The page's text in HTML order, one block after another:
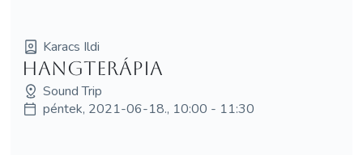
Karacs Ildi
hangterápia
Sound Trip
péntek, 2021-06-18., 10:00 - 11:30